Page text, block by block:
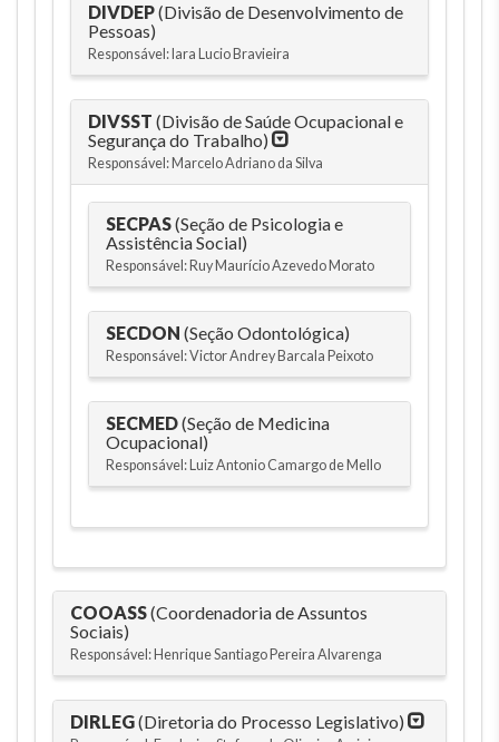
DIVDEP(Divisão de Desenvolvimento de
Pessoas)
Responsável: Iara Lucio Bravieira
DIVSST (Divisão de Saúde Ocupacional e
Segurança do Trabalho)
Responsável: Marcelo Adriano da Silva
SECPAS(Seção de Psicologia e
Assistência Social)
Responsável: Ruy Maurício Azevedo Morato
SECDON (Seção Odontológica)
Responsável: Victor Andrey Barcala Peixoto
SECMED(Seção de Medicina
Ocupacional)
Responsável: Luiz Antonio Camargo de Mello
COOASS(Coordenadoria de Assuntos
Sociais)
Responsável: Henrique Santiago Pereira Alvarenga
DIRLEG(Diretoria do Processo Legislativo)